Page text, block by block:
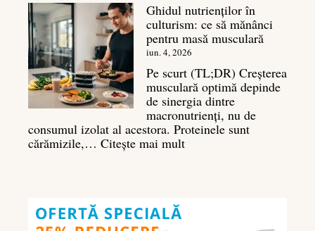
Ghid
complet
pentru
3D
Ghidul nutrienților în
culturism: ce să mănânci
pentru masă musculară
iun. 4, 2026
Pe scurt (TL;DR) Creșterea
musculară optimă depinde
de sinergia dintre
macronutrienți, nu de
consumul izolat al acestora. Proteinele sunt
cărămizile,… Citește mai mult: